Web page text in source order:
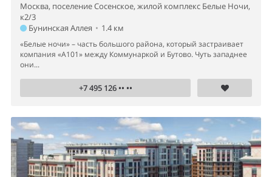
Москва, поселение Сосенское, жилой комплекс Белые Ночи,
к2/3
Бунинская Аллея • 1.4 км
«Белые ночи» – часть большого района, который застраивает
компания «А101» между Коммунаркой и Бутово. Чуть западнее
они...
+7 495 126 •• ••